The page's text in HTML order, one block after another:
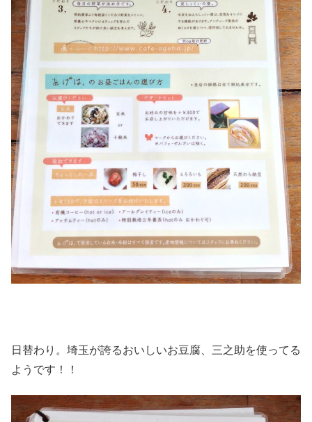
日替わり。埼玉が誇るおいしいお豆腐、三之助を使ってる
ようです！！